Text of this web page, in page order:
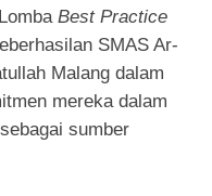
Best Practice
SMAS Ar-
Malang dalam
mereka dalam
sumber